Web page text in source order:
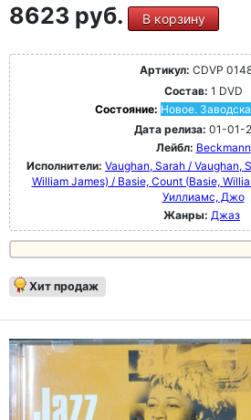
8623 руб. В корзину
Артикул: CDVP
Состав: 1 DVD
Состояние: Новое.
Дата релиза: 01-01-
Лейбл: Beckmann
Исполнители: Vaughan, Sarah / Vaughan,
William James) / Basie, Count (Basie,
Уиллиамс, Джо
Жанры: Джаз
Хит продаж